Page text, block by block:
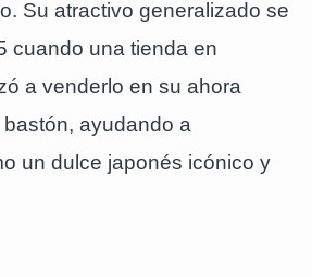
Su atractivo generalizado se
cuando una tienda en
a venderlo en su ahora
ayudando a
un dulce japonés icónico y